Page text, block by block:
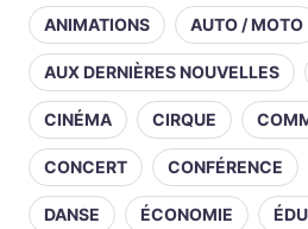
ANIMATIONS AUTO / MOTO
AUX DERNIÈRES NOUVELLES
CINÉMA CIRQUE
CONCERT CONFÉRENCE
DANSE ÉCONOMIE